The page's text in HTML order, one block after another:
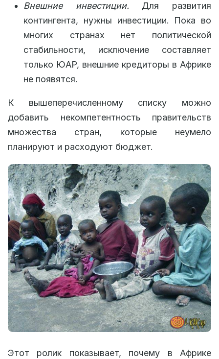
Внешние инвестиции. Для развития
контингента, нужны инвестиции. Пока во
многих странах нет политической
стабильности, исключение составляет
только ЮАР, внешние кредиторы в Африке
не появятся.
К вышеперечисленному списку можно
добавить некомпетентность правительств
множества стран, которые неумело
планируют и расходуют бюджет.
Этот ролик показывает, почему в Африке